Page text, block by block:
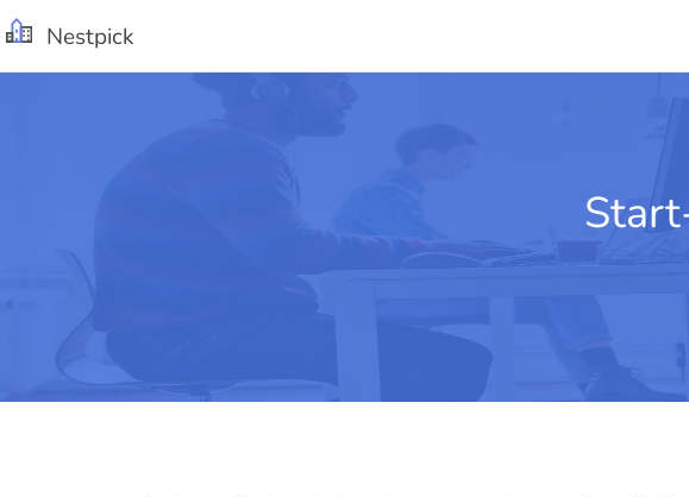
Nestpick